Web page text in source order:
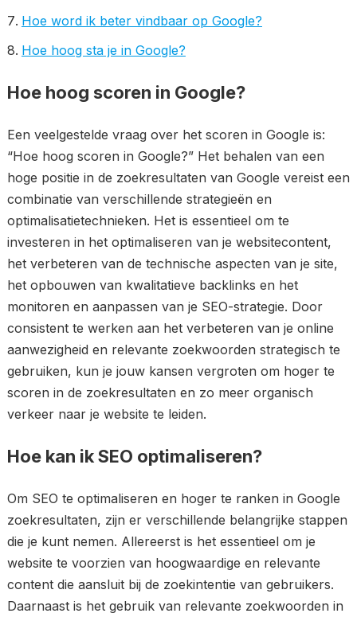
Hoe word ik beter vindbaar op Google?
Hoe hoog sta je in Google?
Hoe hoog scoren in Google?
Een veelgestelde vraag over het scoren in Google is:
“Hoe hoog scoren in Google?” Het behalen van een
hoge positie in de zoekresultaten van Google vereist een
combinatie van verschillende strategieën en
optimalisatietechnieken. Het is essentieel om te
investeren in het optimaliseren van je websitecontent,
het verbeteren van de technische aspecten van je site,
het opbouwen van kwalitatieve backlinks en het
monitoren en aanpassen van je SEO-strategie. Door
consistent te werken aan het verbeteren van je online
aanwezigheid en relevante zoekwoorden strategisch te
gebruiken, kun je jouw kansen vergroten om hoger te
scoren in de zoekresultaten en zo meer organisch
verkeer naar je website te leiden.
Hoe kan ik SEO optimaliseren?
Om SEO te optimaliseren en hoger te ranken in Google
zoekresultaten, zijn er verschillende belangrijke stappen
die je kunt nemen. Allereerst is het essentieel om je
website te voorzien van hoogwaardige en relevante
content die aansluit bij de zoekintentie van gebruikers.
Daarnaast is het gebruik van relevante zoekwoorden in